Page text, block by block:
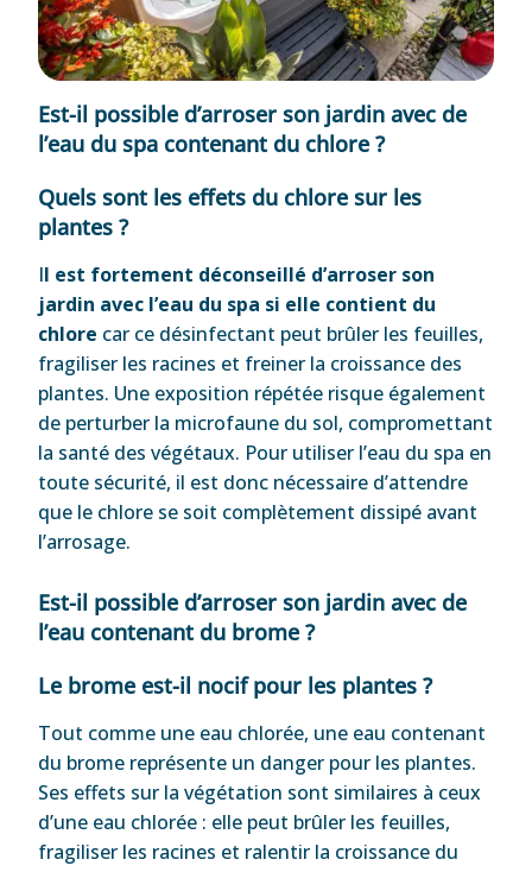
Est-il possible d’arroser son jardin avec de
l’eau du spa contenant du chlore ?
Quels sont les effets du chlore sur les
plantes ?
Il est fortement déconseillé d’arroser son
jardin avec l’eau du spa si elle contient du
chlore car ce désinfectant peut brûler les feuilles,
fragiliser les racines et freiner la croissance des
plantes. Une exposition répétée risque également
de perturber la microfaune du sol, compromettant
la santé des végétaux. Pour utiliser l’eau du spa en
toute sécurité, il est donc nécessaire d’attendre
que le chlore se soit complètement dissipé avant
l’arrosage.
Est-il possible d’arroser son jardin avec de
l’eau contenant du brome ?
Le brome est-il nocif pour les plantes ?
Tout comme une eau chlorée, une eau contenant
du brome représente un danger pour les plantes.
Ses effets sur la végétation sont similaires à ceux
d’une eau chlorée : elle peut brûler les feuilles,
fragiliser les racines et ralentir la croissance du